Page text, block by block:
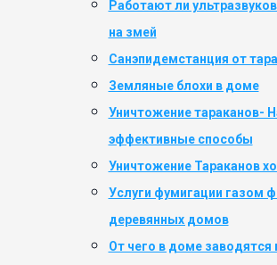
Работают ли
на змей
Санэпидемстанция от
Земляные блохи в доме
Уничтожение тараканов-
эффективные способы
Уничтожение Тараканов
Услуги фумигации газом
деревянных домов
От чего в доме заводятся